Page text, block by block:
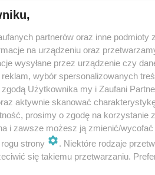
łączy siły z
Get Enough (Dr. Feelgood)”
gwiazda pop Klara Hammarström i
"Can't Get Enough (Dr Feelgood)"
Autorami utwor…
2024. W programie
partnerów oraz inne
na urządzeniu oraz
wysyłane przez urządzenie czy
wybór spersonalizowanych
zgodą Użytkownika my i Zaufani
aktywnie skanować
prosimy o zgodę na korzystanie
i zawsze możesz ją zmienić/
strony
. Niektóre rodzaje
się takiemu przetwarzaniu.